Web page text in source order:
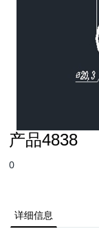
产品4838
0
详细信息